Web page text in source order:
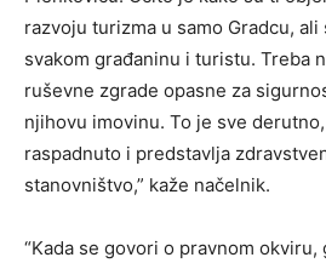
razvoju turizma u samo Gradcu, ali
svakom građaninu i turistu. Treba
ruševne zgrade opasne za
njihovu imovinu. To je sve
raspadnuto i predstavlja
stanovništvo,” kaže načelnik.
“Kada se govori o pravnom